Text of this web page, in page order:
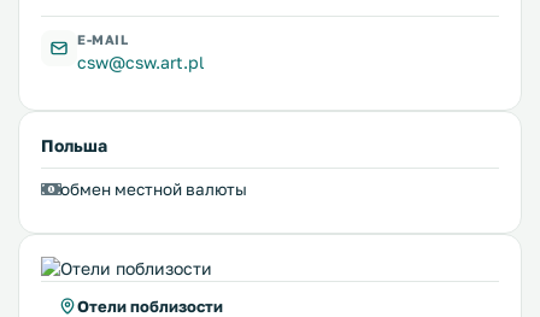
E-MAIL
csw@csw.art.pl
Польша
обмен местной валюты
Отели поблизости